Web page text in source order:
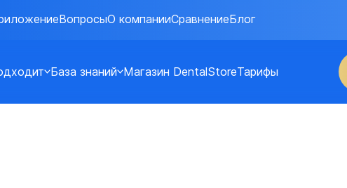
ВопросыО компанииСравнениеБлог
База знаний Магазин DentalStoreТарифы